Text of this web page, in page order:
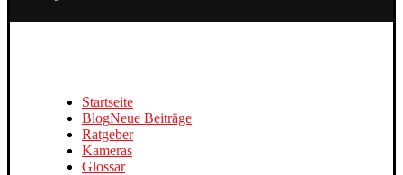
Startseite
BlogNeue Beiträge
Ratgeber
Kameras
Glossar